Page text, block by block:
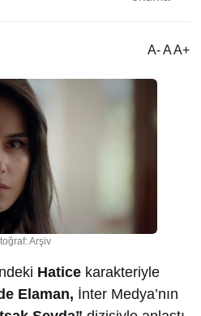
A- A A+
Arşiv
Hatice karakteriyle
Elaman, İnter Medya’nın